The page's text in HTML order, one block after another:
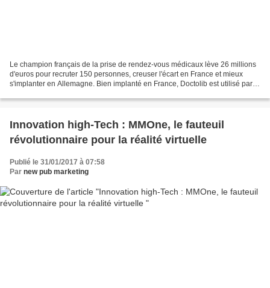
Le champion français de la prise de rendez-vous médicaux lève 26 millions
d'euros pour recruter 150 personnes, creuser l'écart en France et mieux
s'implanter en Allemagne. Bien implanté en France, Doctolib est utilisé par
Innovation high-Tech : MMOne, le fauteuil
révolutionnaire pour la réalité virtuelle
Publié le 31/01/2017 à 07:58
Par new pub marketing